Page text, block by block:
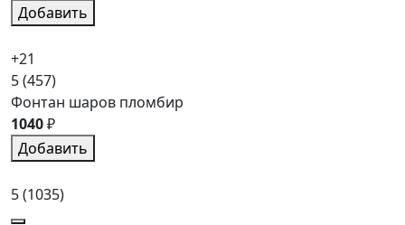
Добавить
+21
5(457)
Фонтан шаров пломбир
1040₽
Добавить
5(1035)